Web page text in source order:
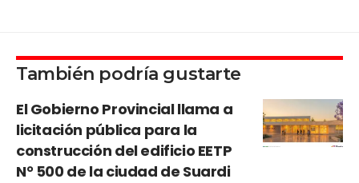
También podría gustarte
El Gobierno Provincial llama a
licitación pública para la
construcción del edificio EETP
N° 500 de la ciudad de Suardi